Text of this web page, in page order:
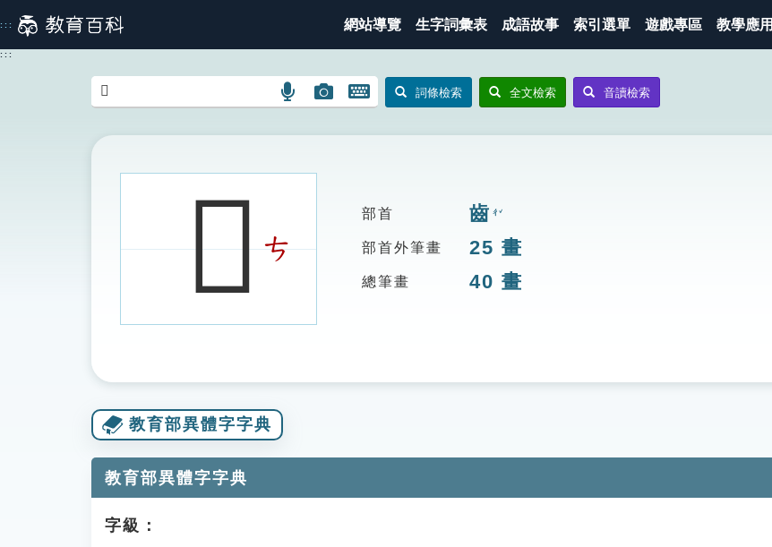
到
主
::: 網站導覽 生字詞彙表 成語故事 索引選單 遊戲專區 教學應用
:::
語
搜
圖
圖
搜
開
鍵
詞條檢索 全文檢索 音讀檢索
𪚍ㄘ
部首 齒 ㄔˇ
部首外筆畫 25 畫
總筆畫 40 畫
教育部異體字字典
教育部異體字字典
字級：